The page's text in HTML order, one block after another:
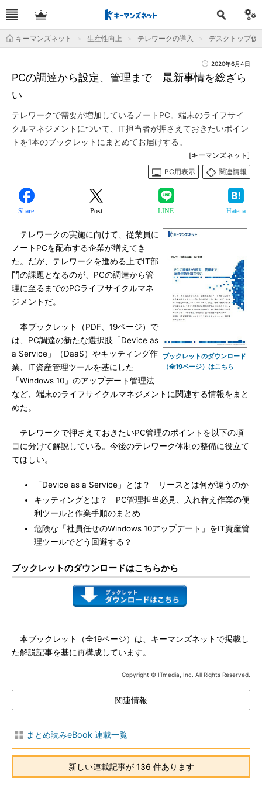
キーマンズネット 生産性向上 テレワークの導入 デスクトップ仮
2020年6月4日
PCの調達から設定、管理まで 最新事情を総ざら
い
テレワークで需要が増加しているノートPC。端末のライフサイ
クルマネジメントについて、IT担当者が押さえておきたいポイン
トを1本のブックレットにまとめてお届けする。
[キーマンズネット]
PC用表示
関連情報
Share Post LINE Hatena
ブックレットのダウンロード
（全19ページ）はこちら
テレワークの実施に向けて、従業員に
ノートPCを配布する企業が増えてき
た。だが、テレワークを進める上でIT部
門の課題となるのが、PCの調達から管
理に至るまでのPCライフサイクルマネ
ジメントだ。
本ブックレット（PDF、19ページ）で
は、PC調達の新たな選択肢「Device as
a Service」（DaaS）やキッティング作
業、IT資産管理ツールを基にした
「Windows 10」のアップデート管理法
など、端末のライフサイクルマネジメントに関連する情報をまと
めた。
テレワークで押さえておきたいPC管理のポイントを以下の項
目に分けて解説している。今後のテレワーク体制の整備に役立て
てほしい。
「Device as a Service」とは？ リースとは何が違うのか
キッティングとは？ PC管理担当必見、入れ替え作業の便
利ツールと作業手順のまとめ
危険な「社員任せのWindows 10アップデート」をIT資産管
理ツールでどう回避する？
ブックレットのダウンロードはこちらから
本ブックレット（全19ページ）は、キーマンズネットで掲載し
た解説記事を基に再構成しています。
Copyright © ITmedia, Inc. All Rights Reserved.
関連情報
まとめ読みeBook 連載一覧
新しい連載記事が 136 件あります